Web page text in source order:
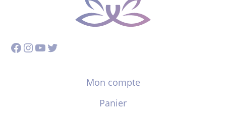
Facebook
Instagram
YouTube
Twitter
Mon compte
Panier